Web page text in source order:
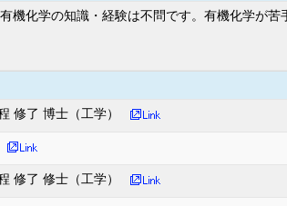
化学の知識・経験は不問です。有機化学が苦
修了 博士（工学）
修了 修士（工学）